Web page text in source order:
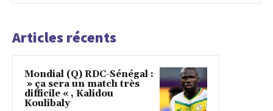
Articles récents
Mondial (Q) RDC-Sénégal :
» ça sera un match très
difficile « , Kalidou
Koulibaly